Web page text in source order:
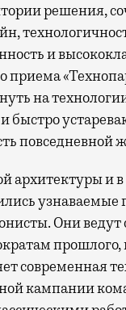
решения,
и
приема
на
быстро
повседневной
архитектуры и в
узнаваемые
Они ведут
прошлого,
современная
кампании